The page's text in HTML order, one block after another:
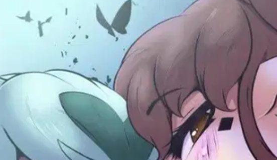
Postin pakettiautomaattiin tai